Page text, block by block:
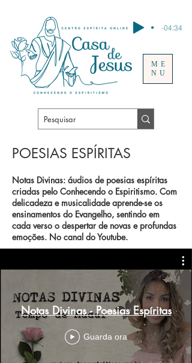
ME
NU
-04:34
POESIAS ESPÍRITAS
Notas Divinas: áudios de poesias espíritas
criadas pelo Conhecendo o Espiritismo. Com
delicadeza e musicalidade aprende-se os
ensinamentos do Evangelho, sentindo em
cada verso o despertar de novas e profundas
emoções. No canal do Youtube.
Notas Divinas - Poesias Espíritas
Guarda ora